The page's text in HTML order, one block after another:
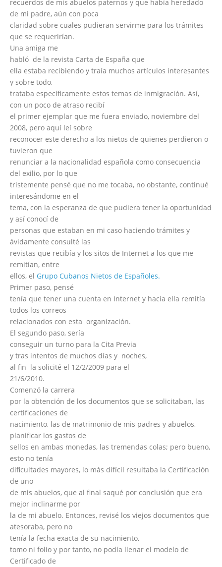
recuerdos de mis abuelos paternos y que había heredado
de mi padre, aún con poca
claridad sobre cuales pudieran servirme para los trámites
que se requerirían.
Una amiga me
habló de la revista Carta de España que
ella estaba recibiendo y traía muchos artículos interesantes
y sobre todo,
trataba específicamente estos temas de inmigración. Así,
con un poco de atraso recibí
el primer ejemplar que me fuera enviado, noviembre del
2008, pero aquí leí sobre
reconocer este derecho a los nietos de quienes perdieron o
tuvieron que
renunciar a la nacionalidad española como consecuencia
del exilio, por lo que
tristemente pensé que no me tocaba, no obstante, continué
interesándome en el
tema, con la esperanza de que pudiera tener la oportunidad
y así conocí de
personas que estaban en mi caso haciendo trámites y
ávidamente consulté las
revistas que recibía y los sitos de Internet a los que me
remitían, entre
ellos, el Grupo Cubanos Nietos de Españoles.
Primer paso, pensé
tenía que tener una cuenta en Internet y hacia ella remitía
todos los correos
relacionados con esta organización.
El segundo paso, sería
conseguir un turno para la Cita Previa
y tras intentos de muchos días y noches,
al fin la solicité el 12/2/2009 para el
21/6/2010.
Comenzó la carrera
por la obtención de los documentos que se solicitaban, las
certificaciones de
nacimiento, las de matrimonio de mis padres y abuelos,
planificar los gastos de
sellos en ambas monedas, las tremendas colas; pero bueno,
esto no tenía
dificultades mayores, lo más difícil resultaba la Certificación
de uno
de mis abuelos, que al final saqué por conclusión que era
mejor inclinarme por
la de mi abuelo. Entonces, revisé los viejos documentos que
atesoraba, pero no
tenía la fecha exacta de su nacimiento,
tomo ni folio y por tanto, no podía llenar el modelo de
Certificado de